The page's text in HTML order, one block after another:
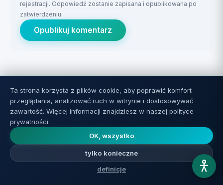
rejestracji. Odpowiedź zostanie zapisana i opublikowana po
zatwierdzeniu.
Opublikuj komentarz
Bądź pierwszą osobą, która skomentuje artykuł.
Powiązane artykuły
Ta strona korzysta z plików cookie, aby poprawić komfort
przeglądania, analizować ruch w witrynie i dostosowywać
zawartość. Więcej informacji znajdziesz w naszej polityce
prywatności.
OK, wszystko
tylko konieczne
definicje